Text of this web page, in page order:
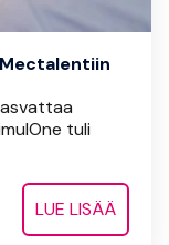
tuli
LUE LISÄÄ